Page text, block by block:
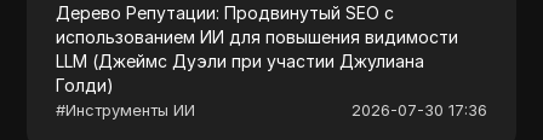
Дерево Репутации: Продвинутый SEO с
использованием ИИ для повышения видимости
LLM (Джеймс Дуэли при участии Джулиана
Голди)
#Инструменты ИИ 2026-07-30 17:36